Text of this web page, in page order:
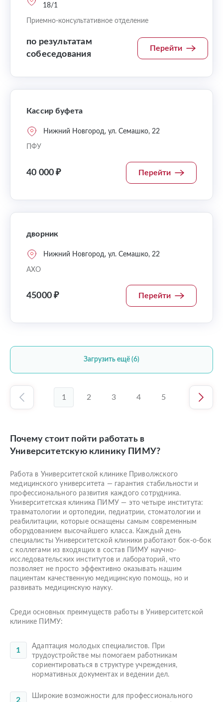
18/1
Приемно-консультативное отделение
по результатам
собеседования
Перейти
Кассир буфета
Нижний Новгород, ул. Семашко, 22
ПФУ
40 000 ₽ Перейти
дворник
Нижний Новгород, ул. Семашко, 22
АХО
45000 ₽ Перейти
Загрузить ещё (6)
1 2 3 4 5
Почему стоит пойти работать в
Университетскую клинику ПИМУ?
Работа в Университетской клинике Приволжского
медицинского университета — гарантия стабильности и
профессионального развития каждого сотрудника.
Университетская клиника ПИМУ — это четыре института:
травматологии и ортопедии, педиатрии, стоматологии и
реабилитации, которые оснащены самым современным
оборудованием высочайшего класса. Каждый день
специалисты Университетской клиники работают бок-о-бок
с коллегами из входящих в состав ПИМУ научно-
исследовательских институтов и лабораторий, что
позволяет не просто эффективно оказывать нашим
пациентам качественную медицинскую помощь, но и
развивать медицинскую науку.
Среди основных преимуществ работы в Университетской
клинике ПИМУ:
Адаптация молодых специалистов. При
трудоустройстве мы помогаем работникам
сориентироваться в структуре учреждения,
нормативных документах и ведении дел.
Широкие возможности для профессионального